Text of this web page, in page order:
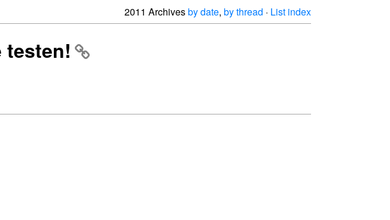
2011 Archivesby date, by thread · List index
testen!